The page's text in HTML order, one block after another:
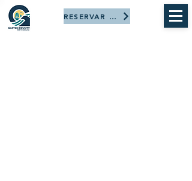
RESERVAR AHORA